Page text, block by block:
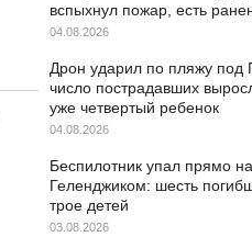
вспыхнул пожар, есть
04.08.2026
Дрон ударил по пляжу под
число пострадавших
уже четвертый ребенок
04.08.2026
Беспилотник упал прямо
Геленджиком: шесть
трое детей
03.08.2026